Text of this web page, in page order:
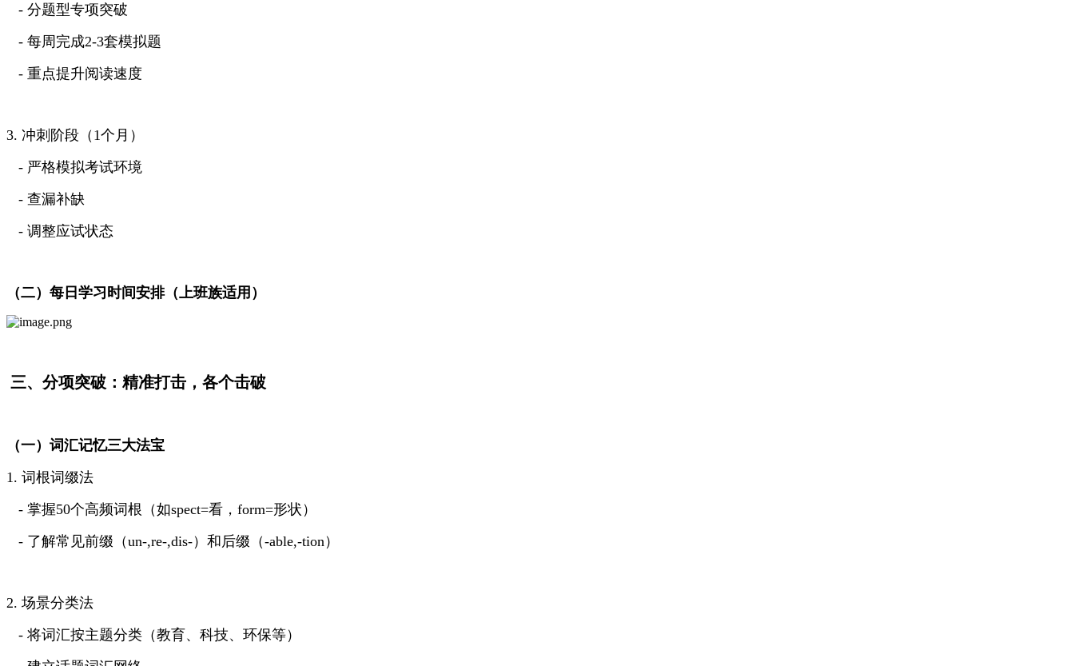
- 分题型专项突破
- 每周完成2-3套模拟题
- 重点提升阅读速度
3. 冲刺阶段（1个月）
- 严格模拟考试环境
- 查漏补缺
- 调整应试状态
（二）每日学习时间安排（上班族适用）
三、分项突破：精准打击，各个击破
（一）词汇记忆三大法宝
1. 词根词缀法
- 掌握50个高频词根（如spect=看，form=形状）
- 了解常见前缀（un-,re-,dis-）和后缀（-able,-tion）
2. 场景分类法
- 将词汇按主题分类（教育、科技、环保等）